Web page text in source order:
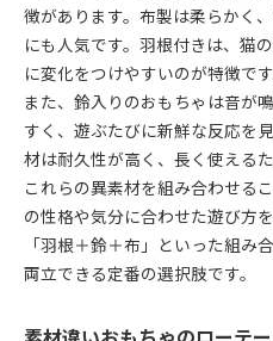
徴があります。布製は柔らかく
にも人気です。羽根付きは、猫
に変化をつけやすいのが特徴です
また、鈴入りのおもちゃは音が
すく、遊ぶたびに新鮮な反応を
材は耐久性が高く、長く使える
これらの異素材を組み合わせる
の性格や気分に合わせた遊び方
「羽根＋鈴＋布」といった組み
両立できる定番の選択肢です。